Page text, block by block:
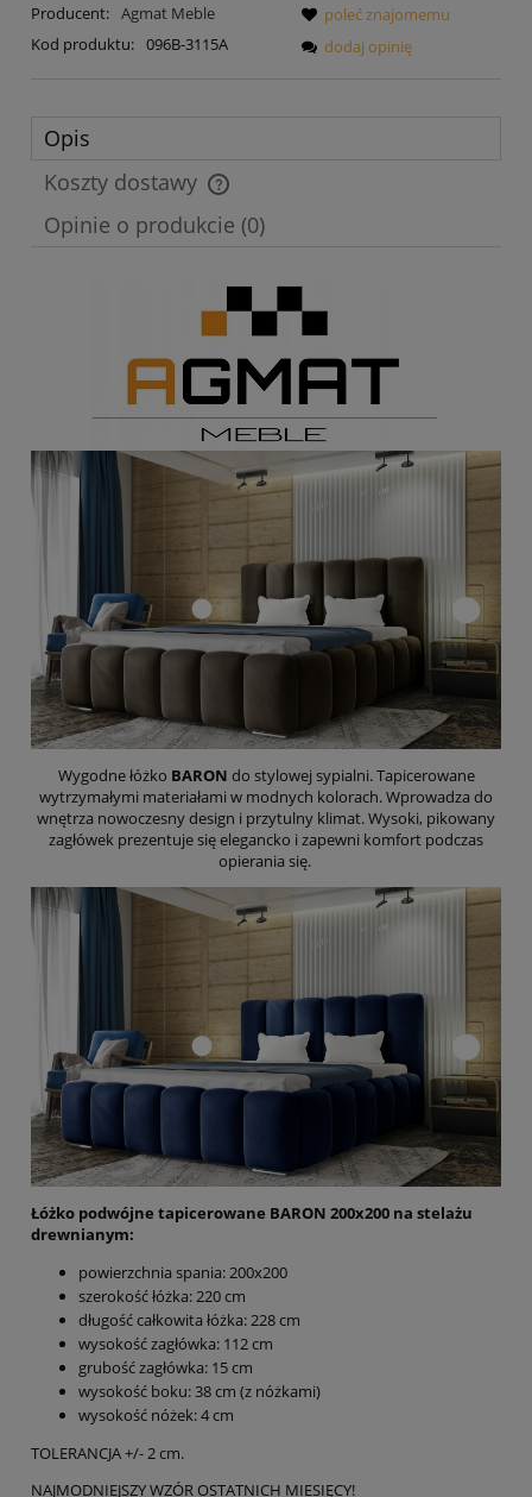
Producent: Agmat Meble
Kod produktu: 096B-3115A
poleć znajomemu
dodaj opinię
Opis
Koszty dostawy
Cena nie zawiera ewentualnych kosztów płatności
Opinie o produkcie (0)
Wygodne łóżko BARON do stylowej sypialni. Tapicerowane
wytrzymałymi materiałami w modnych kolorach. Wprowadza do
wnętrza nowoczesny design i przytulny klimat. Wysoki, pikowany
zagłówek prezentuje się elegancko i zapewni komfort podczas
opierania się.
Łóżko podwójne tapicerowane BARON 200x200 na stelażu
drewnianym:
powierzchnia spania: 200x200
szerokość łóżka: 220 cm
długość całkowita łóżka: 228 cm
wysokość zagłówka: 112 cm
grubość zagłówka: 15 cm
wysokość boku: 38 cm (z nóżkami)
wysokość nóżek: 4 cm
TOLERANCJA +/- 2 cm.
NAJMODNIEJSZY WZÓR OSTATNICH MIESIĘCY!